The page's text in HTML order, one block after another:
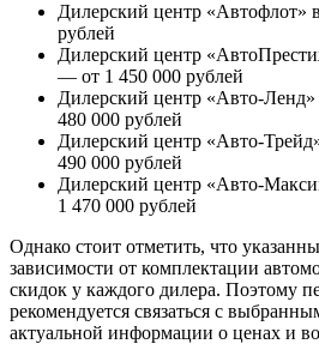
Дилерский центр «Автофлот»
рублей
Дилерский центр
— от 1 450 000 рублей
Дилерский центр «Авто-
480 000 рублей
Дилерский центр «Авто-
490 000 рублей
Дилерский центр «Авто-
1 470 000 рублей
Однако стоит отметить, что
зависимости от комплектации
скидок у каждого дилера. Поэтому
рекомендуется связаться с
актуальной информации о ценах и